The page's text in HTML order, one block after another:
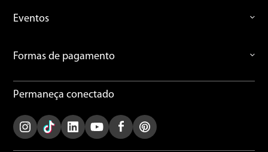
Eventos
Formas de pagamento
Permaneça conectado